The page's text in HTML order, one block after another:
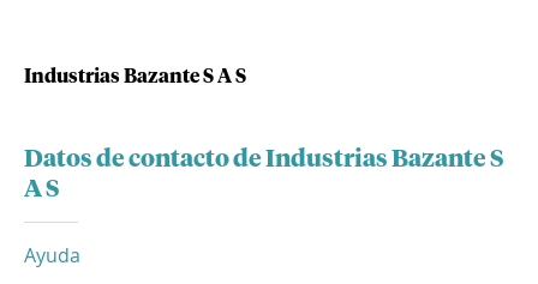
Industrias Bazante S A S
Datos de contacto de Industrias Bazante S
A S
Ayuda